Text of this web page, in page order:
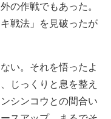
の作戦でもあった。
戦法」を見破ったが
い。それを悟ったよ
じっくりと息を整え
シンコウとの間合い